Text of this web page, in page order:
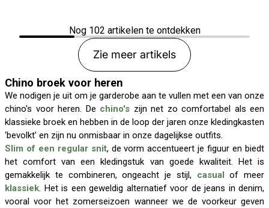
Nog 102 artikelen te ontdekken
Zie meer artikels
Chino broek voor heren
We nodigen je uit om je garderobe aan te vullen met een van onze
chino's voor heren. De chino's zijn net zo comfortabel als een
klassieke broek en hebben in de loop der jaren onze kledingkasten
‘bevolkt’ en zijn nu onmisbaar in onze dagelijkse outfits.
Slim of een regular snit, de vorm accentueert je figuur en biedt
het comfort van een kledingstuk van goede kwaliteit. Het is
gemakkelijk te combineren, ongeacht je stijl, casual of meer
klassiek. Het is een geweldig alternatief voor de jeans in denim,
vooral voor het zomerseizoen wanneer we de voorkeur geven